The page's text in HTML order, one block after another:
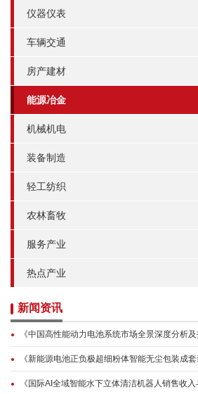
仪器仪表
车辆交通
房产建材
能源冶金
机械机电
装备制造
轻工纺织
农林畜牧
服务产业
热点产业
新闻资讯
《中国高性能动力电池系统市场全景深度分析
《新能源电池正负极超细粉体智能无尘包装成
《国际AI全域智能水下立体清洁机器人销售收